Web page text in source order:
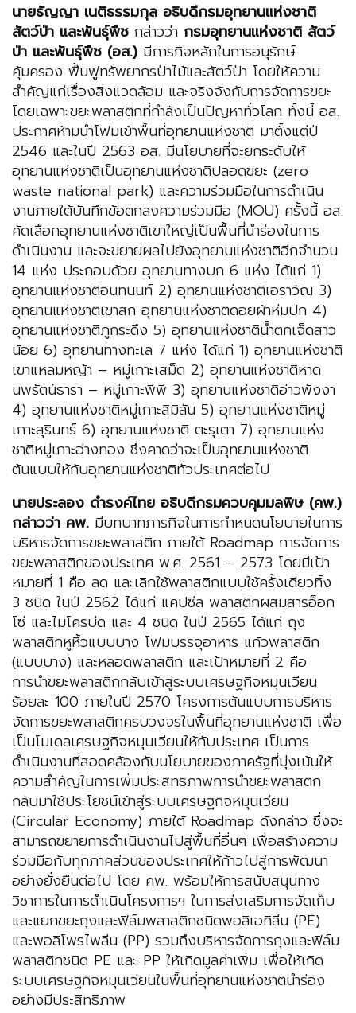
นายธัญญา เนติธรรมกุล อธิบดีกรมอุทยานแห่งชาติ
สัตว์ป่า และพันธุ์พืช กล่าวว่า กรมอุทยานแห่งชาติ สัตว์
ป่า และพันธุ์พืช (อส.) มีภารกิจหลักในการอนุรักษ์
คุ้มครอง ฟื้นฟูทรัพยากรป่าไม้และสัตว์ป่า โดยให้ความ
สำคัญแก่เรื่องสิ่งแวดล้อม และจริงจังกับการจัดการขยะ
โดยเฉพาะขยะพลาสติกที่กำลังเป็นปัญหาทั่วโลก ทั้งนี้ อส.
ประกาศห้ามนำโฟมเข้าพื้นที่อุทยานแห่งชาติ มาตั้งแต่ปี
2546 และในปี 2563 อส. มีนโยบายที่จะยกระดับให้
อุทยานแห่งชาติเป็นอุทยานแห่งชาติปลอดขยะ (zero
waste national park) และความร่วมมือในการดำเนิน
งานภายใต้บันทึกข้อตกลงความร่วมมือ (MOU) ครั้งนี้ อส.
คัดเลือกอุทยานแห่งชาติเขาใหญ่เป็นพื้นที่นำร่องในการ
ดำเนินงาน และจะขยายผลไปยังอุทยานแห่งชาติอีกจำนวน
14 แห่ง ประกอบด้วย อุทยานทางบก 6 แห่ง ได้แก่ 1)
อุทยานแห่งชาติอินทนนท์ 2) อุทยานแห่งชาติเอราวัณ 3)
อุทยานแห่งชาติเขาสก อุทยานแห่งชาติดอยผ้าห่มปก 4)
อุทยานแห่งชาติภูกระดึง 5) อุทยานแห่งชาติน้ำตกเจ็ดสาว
น้อย 6) อุทยานทางทะเล 7 แห่ง ได้แก่ 1) อุทยานแห่งชาติ
เขาแหลมหญ้า – หมู่เกาะเสม็ด 2) อุทยานแห่งชาติหาด
นพรัตน์ธารา – หมู่เกาะพีพี 3) อุทยานแห่งชาติอ่าวพังงา
4) อุทยานแห่งชาติหมู่เกาะสิมิลัน 5) อุทยานแห่งชาติหมู่
เกาะสุรินทร์ 6) อุทยานแห่งชาติ ตะรุเตา 7) อุทยานแห่ง
ชาติหมู่เกาะอ่างทอง ซึ่งคาดว่าจะเป็นอุทยานแห่งชาติ
ต้นแบบให้กับอุทยานแห่งชาติทั่วประเทศต่อไป
นายประลอง ดำรงค์ไทย อธิบดีกรมควบคุมมลพิษ (คพ.)
กล่าวว่า คพ. มีบทบาทภารกิจในการกำหนดนโยบายในการ
บริหารจัดการขยะพลาสติก ภายใต้ Roadmap การจัดการ
ขยะพลาสติกของประเทศ พ.ศ. 2561 – 2573 โดยมีเป้า
หมายที่ 1 คือ ลด และเลิกใช้พลาสติกแบบใช้ครั้งเดียวทิ้ง
3 ชนิด ในปี 2562 ได้แก่ แคปซีล พลาสติกผสมสารอ็อก
โซ่ และไมโครบีด และ 4 ชนิด ในปี 2565 ได้แก่ ถุง
พลาสติกหูหิ้วแบบบาง โฟมบรรจุอาหาร แก้วพลาสติก
(แบบบาง) และหลอดพลาสติก และเป้าหมายที่ 2 คือ
การนำขยะพลาสติกกลับเข้าสู่ระบบเศรษฐกิจหมุนเวียน
ร้อยละ 100 ภายในปี 2570 โครงการต้นแบบการบริหาร
จัดการขยะพลาสติกครบวงจรในพื้นที่อุทยานแห่งชาติ เพื่อ
เป็นโมเดลเศรษฐกิจหมุนเวียนให้กับประเทศ เป็นการ
ดำเนินงานที่สอดคล้องกับนโยบายของภาครัฐที่มุ่งเน้นให้
ความสำคัญในการเพิ่มประสิทธิภาพการนำขยะพลาสติก
กลับมาใช้ประโยชน์เข้าสู่ระบบเศรษฐกิจหมุนเวียน
(Circular Economy) ภายใต้ Roadmap ดังกล่าว ซึ่งจะ
สามารถขยายการดำเนินงานไปสู่พื้นที่อื่นๆ เพื่อสร้างความ
ร่วมมือกับทุกภาคส่วนของประเทศให้ก้าวไปสู่การพัฒนา
อย่างยั่งยืนต่อไป โดย คพ. พร้อมให้การสนับสนุนทาง
วิชาการในการดำเนินโครงการฯ ในการส่งเสริมการจัดเก็บ
และแยกขยะถุงและฟิล์มพลาสติกชนิดพอลิเอทิลีน (PE)
และพอลิโพรไพลีน (PP) รวมถึงบริหารจัดการถุงและฟิล์ม
พลาสติกชนิด PE และ PP ให้เกิดมูลค่าเพิ่ม เพื่อให้เกิด
ระบบเศรษฐกิจหมุนเวียนในพื้นที่อุทยานแห่งชาตินำร่อง
อย่างมีประสิทธิภาพ